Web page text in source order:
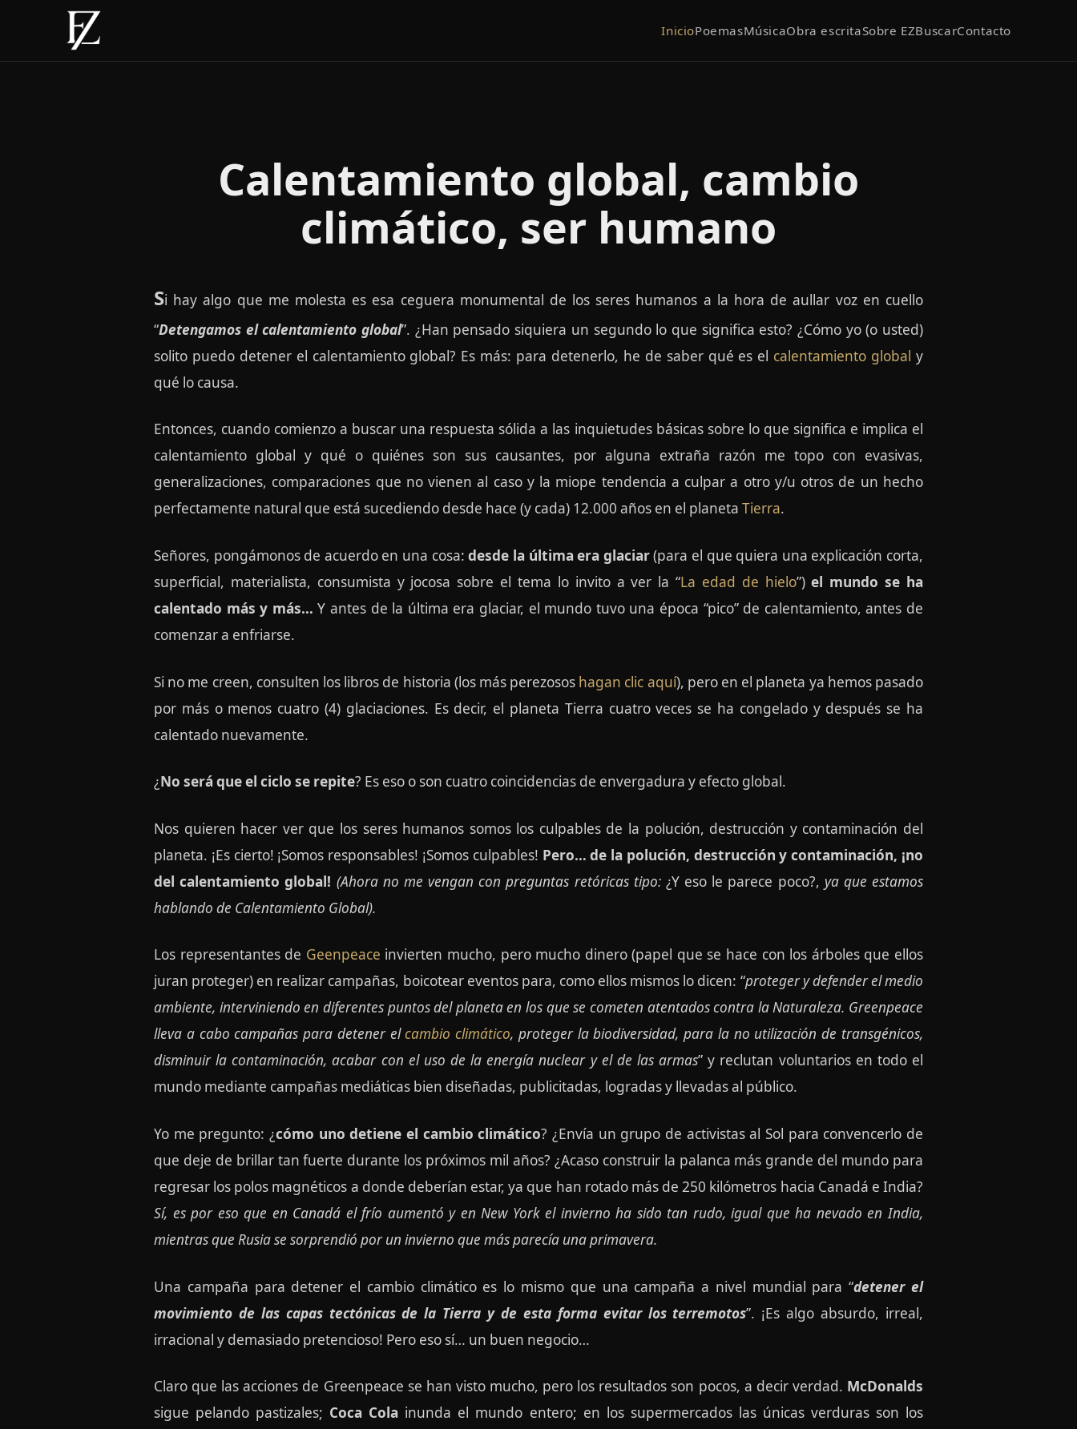
InicioPoemasMúsicaObra escritaSobre EZBuscarContacto
Calentamiento global, cambio
climático, ser humano
Si hay algo que me molesta es esa ceguera monumental de los seres humanos a la hora de aullar voz en cuello
“Detengamos el calentamiento global”. ¿Han pensado siquiera un segundo lo que significa esto? ¿Cómo yo (o usted)
solito puedo detener el calentamiento global? Es más: para detenerlo, he de saber qué es el calentamiento global y
qué lo causa.
Entonces, cuando comienzo a buscar una respuesta sólida a las inquietudes básicas sobre lo que significa e implica el
calentamiento global y qué o quiénes son sus causantes, por alguna extraña razón me topo con evasivas,
generalizaciones, comparaciones que no vienen al caso y la miope tendencia a culpar a otro y/u otros de un hecho
perfectamente natural que está sucediendo desde hace (y cada) 12.000 años en el planeta Tierra.
Señores, pongámonos de acuerdo en una cosa:desde la última era glaciar(para el que quiera una explicación corta,
superficial, materialista, consumista y jocosa sobre el tema lo invito a ver la “La edad de hielo”)el mundo se ha
calentado más y más… Y antes de la última era glaciar, el mundo tuvo una época “pico” de calentamiento, antes de
comenzar a enfriarse.
Si no me creen, consulten los libros de historia (los más perezosos hagan clic aquí), pero en el planeta ya hemos pasado
por más o menos cuatro (4) glaciaciones. Es decir, el planeta Tierra cuatro veces se ha congelado y después se ha
calentado nuevamente.
¿No será que el ciclo se repite? Es eso o son cuatro coincidencias de envergadura y efecto global.
Nos quieren hacer ver que los seres humanos somos los culpables de la polución, destrucción y contaminación del
planeta. ¡Es cierto! ¡Somos responsables! ¡Somos culpables! Pero… de la polución, destrucción y contaminación, ¡no
del calentamiento global! (Ahora no me vengan con preguntas retóricas tipo: ¿Y eso le parece poco?, ya que estamos
hablando de Calentamiento Global).
Los representantes de Geenpeace invierten mucho, pero mucho dinero (papel que se hace con los árboles que ellos
juran proteger) en realizar campañas, boicotear eventos para, como ellos mismos lo dicen: “proteger y defender el medio
ambiente, interviniendo en diferentes puntos del planeta en los que se cometen atentados contra la Naturaleza. Greenpeace
lleva a cabo campañas para detener elcambio climático, proteger la biodiversidad, para la no utilización de transgénicos,
disminuir la contaminación, acabar con el uso de la energía nuclear y el de las armas” y reclutan voluntarios en todo el
mundo mediante campañas mediáticas bien diseñadas, publicitadas, logradas y llevadas al público.
Yo me pregunto: ¿cómo uno detiene el cambio climático? ¿Envía un grupo de activistas al Sol para convencerlo de
que deje de brillar tan fuerte durante los próximos mil años? ¿Acaso construir la palanca más grande del mundo para
regresar los polos magnéticos a donde deberían estar, ya que han rotado más de 250 kilómetros hacia Canadá e India?
Sí, es por eso que en Canadá el frío aumentó y en New York el invierno ha sido tan rudo, igual que ha nevado en India,
mientras que Rusia se sorprendió por un invierno que más parecía una primavera.
Una campaña para detener el cambio climático es lo mismo que una campaña a nivel mundial para “detener el
movimiento de las capas tectónicas de la Tierra y de esta forma evitar los terremotos”. ¡Es algo absurdo, irreal,
irracional y demasiado pretencioso! Pero eso sí… un buen negocio…
Claro que las acciones de Greenpeace se han visto mucho, pero los resultados son pocos, a decir verdad. McDonalds
sigue pelando pastizales; Coca Cola inunda el mundo entero; en los supermercados las únicas verduras son los